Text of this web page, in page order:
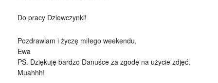
Do pracy Dziewczynki!
Pozdrawiam i życzę miłego weekendu,
Ewa
PS. Dziękuję bardzo Danuśce za zgodę na użycie zdjęć.
Muahhh!